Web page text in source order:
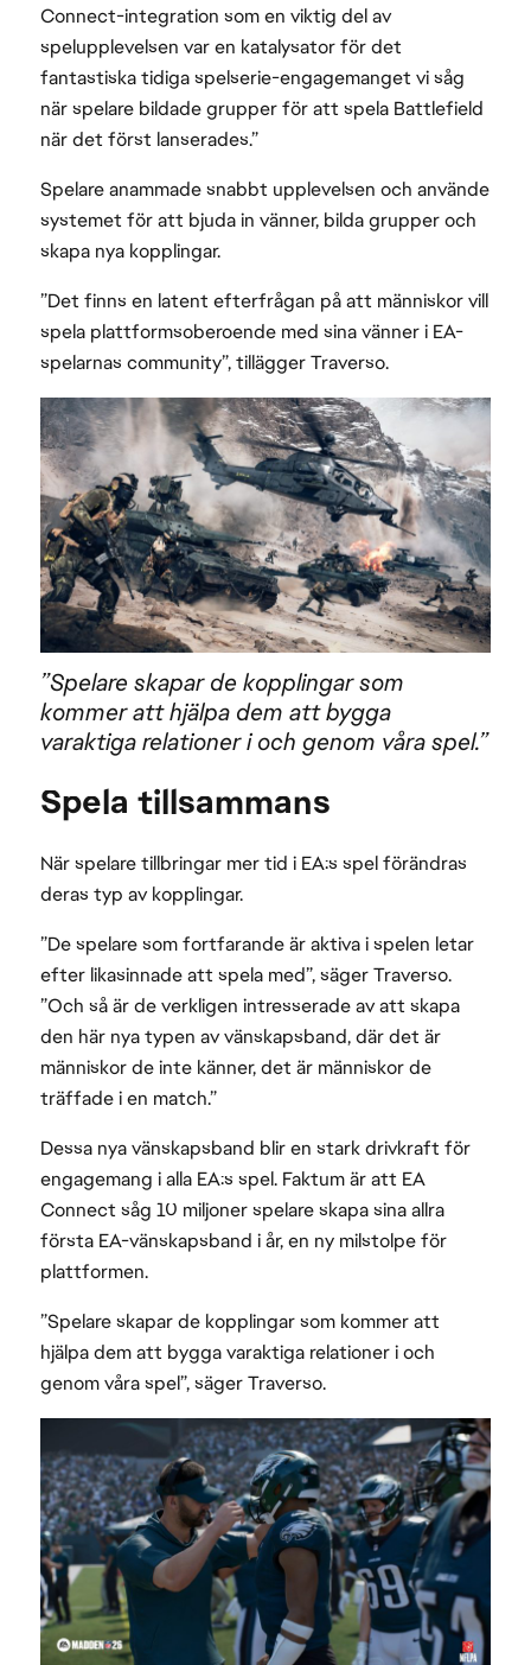
Connect-integration som en viktig del av
spelupplevelsen var en katalysator för det
fantastiska tidiga spelserie-engagemanget vi såg
när spelare bildade grupper för att spela Battlefield
när det först lanserades.”
Spelare anammade snabbt upplevelsen och använde
systemet för att bjuda in vänner, bilda grupper och
skapa nya kopplingar.
”Det finns en latent efterfrågan på att människor vill
spela plattformsoberoende med sina vänner i EA-
spelarnas community”, tillägger Traverso.
”Spelare skapar de kopplingar som
kommer att hjälpa dem att bygga
varaktiga relationer i och genom våra spel.”
Spela tillsammans
När spelare tillbringar mer tid i EA:s spel förändras
deras typ av kopplingar.
”De spelare som fortfarande är aktiva i spelen letar
efter likasinnade att spela med”, säger Traverso.
”Och så är de verkligen intresserade av att skapa
den här nya typen av vänskapsband, där det är
människor de inte känner, det är människor de
träffade i en match.”
Dessa nya vänskapsband blir en stark drivkraft för
engagemang i alla EA:s spel. Faktum är att EA
Connect såg 10 miljoner spelare skapa sina allra
första EA-vänskapsband i år, en ny milstolpe för
plattformen.
”Spelare skapar de kopplingar som kommer att
hjälpa dem att bygga varaktiga relationer i och
genom våra spel”, säger Traverso.